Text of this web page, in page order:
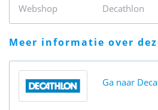
Webshop
Decathlon
meer informatie over
Ga naar